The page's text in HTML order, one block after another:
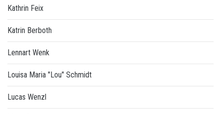
Kathrin Feix
Katrin Berboth
Lennart Wenk
Louisa Maria "Lou" Schmidt
Lucas Wenzl